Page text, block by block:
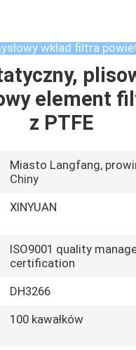
wkład filtra
element
z PTFE
Miasto Langfang,
Chiny
XINYUAN
ISO9001 quality
certification
DH3266
100 kawałków